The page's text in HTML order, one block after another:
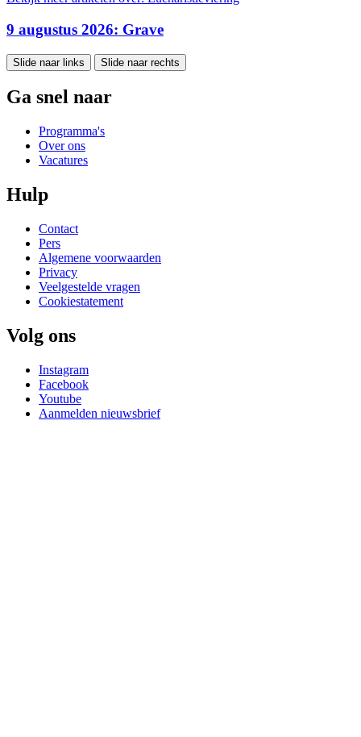
9 augustus 2026: Grave
Slide naar links Slide naar rechts
Ga snel naar
Programma's
Over ons
Vacatures
Hulp
Contact
Pers
Algemene voorwaarden
Privacy
Veelgestelde vragen
Cookiestatement
Volg ons
Instagram
Facebook
Youtube
Aanmelden nieuwsbrief